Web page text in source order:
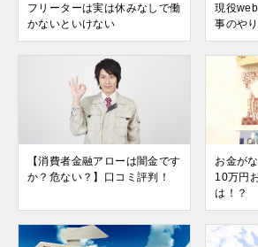
フリーターは実は休みなしで働
かないといけない
現役
事のや
【消費者金融アローは闇金です
か？危ない？】口コミ評判！
お金が
10万円
は！？